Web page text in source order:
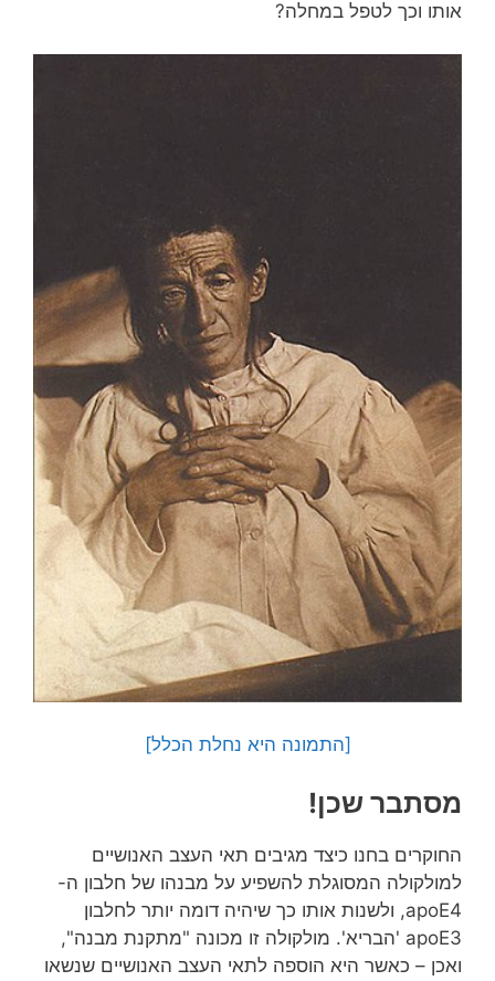
אותו וכך לטפל במחלה?
[התמונה היא נחלת הכלל]
מסתבר שכן!
החוקרים בחנו כיצד מגיבים תאי העצב האנושיים
למולקולה המסוגלת להשפיע על מבנהו של חלבון ה-
apoE4, ולשנות אותו כך שיהיה דומה יותר לחלבון
apoE3 'הבריא'. מולקולה זו מכונה "מתקנת מבנה",
ואכן – כאשר היא הוספה לתאי העצב האנושיים שנשאו